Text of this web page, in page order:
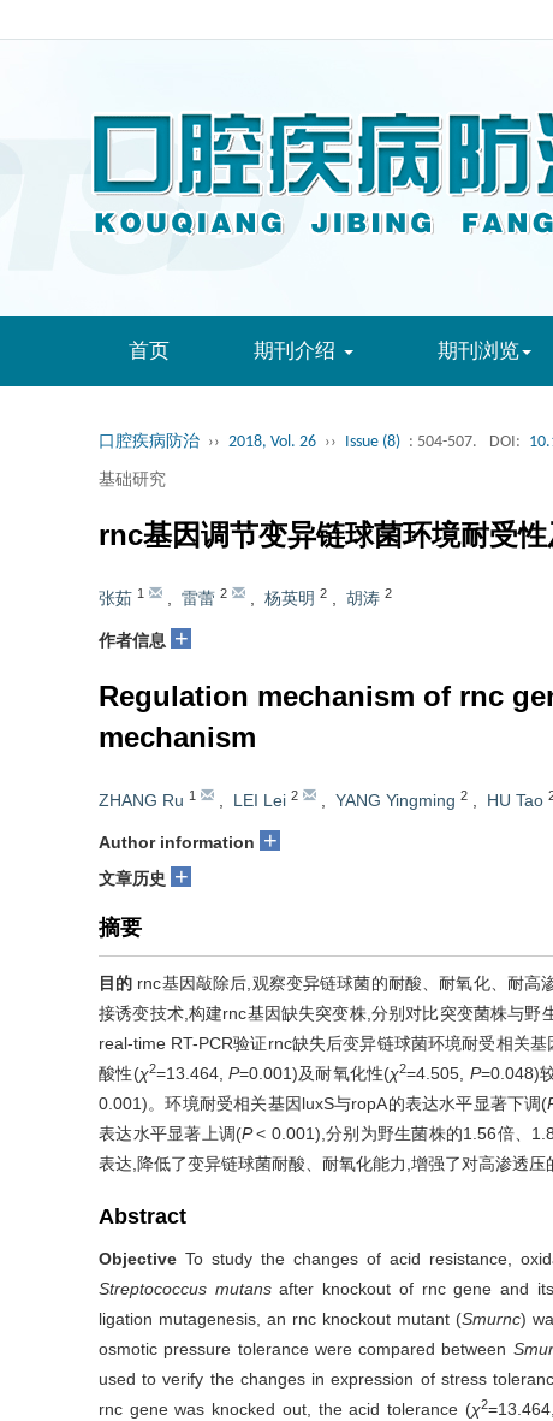
首页 期刊介绍 期刊浏览
口腔疾病防治 ›› 2018, Vol. 26 ›› Issue (8) : 504-507. DOI:
基础研究
rnc基因调节变异链球菌环境耐受
张茹 1 雷蕾 2 杨英明 2 胡涛 2
作者信息 +
Regulation mechanism of rnc
mechanism
ZHANG Ru 1 LEI Lei 2 YANG Yingming 2 HU Tao
Author information +
文章历史 +
摘要
目的 rnc基因敲除后,观察变异链球菌的耐酸、耐氧化、耐高
接诱变技术,构建rnc基因缺失突变株,分别对比突变菌株与
real-time RT-PCR验证rnc缺失后变异链球菌环境耐受相关基
酸性(χ2=13.464, P=0.001)及耐氧化性(χ2=4.505, P=0.048)
0.001)。环境耐受相关基因luxS与ropA的表达水平显著下调(
表达水平显著上调(P< 0.001),分别为野生菌株的1.56倍、
表达,降低了变异链球菌耐酸、耐氧化能力,增强了对高渗透压
Abstract
Objective To study the changes of acid resistance,
Streptococcus mutansafter knockout of rnc gene and
ligation mutagenesis, an rnc knockout mutant (Smurnc)
osmotic pressure tolerance were compared between
used to verify the changes in expression of stress
rnc gene was knocked out, the acid tolerance (χ2=13.464,